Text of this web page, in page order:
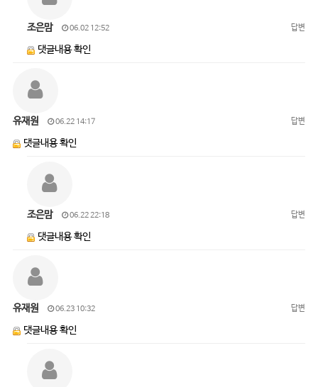
조은맘 06.02 12:52 답변
댓글내용 확인
유재원 06.22 14:17 답변
댓글내용 확인
조은맘 06.22 22:18 답변
댓글내용 확인
유재원 06.23 10:32 답변
댓글내용 확인